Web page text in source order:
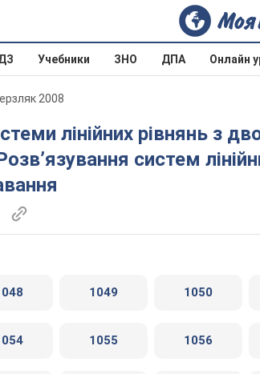
Учебники ЗНО ДПА Онлайн
2008
систем
1049 1050
1055 1056